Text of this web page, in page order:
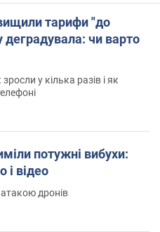
тарифи "до
деградувала: чи варто
у кілька разів і як
потужні вибухи:
і відео
дронів